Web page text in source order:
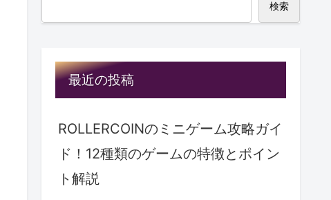
検索
最近の投稿
ROLLERCOINのミニゲーム攻略ガイ
ド！12種類のゲームの特徴とポイン
ト解説